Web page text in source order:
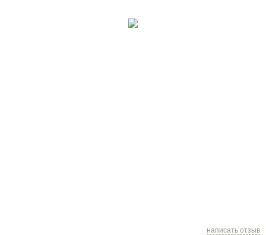
написать отзыв